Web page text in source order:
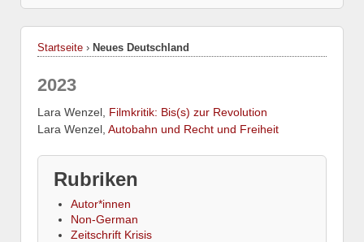
Startseite › Neues Deutschland
2023
Lara Wenzel, Filmkritik: Bis(s) zur Revolution
Lara Wenzel, Autobahn und Recht und Freiheit
Rubriken
Autor*innen
Non-German
Zeitschrift Krisis